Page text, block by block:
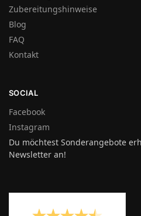
Zubereitungshinweise
Blog
FAQ
Kontakt
SOCIAL
Facebook
Instagram
Du möchtest Sonderangebote
Newsletter an!